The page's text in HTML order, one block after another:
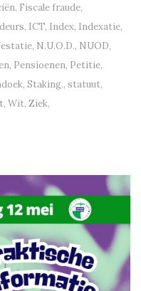
, Fiscale fraude,
, ICT, Index, Indexatie,
, N.U.O.D., NUOD,
, Pensioenen, Petitie,
, Staking., statuut,
, Wit, Ziek,